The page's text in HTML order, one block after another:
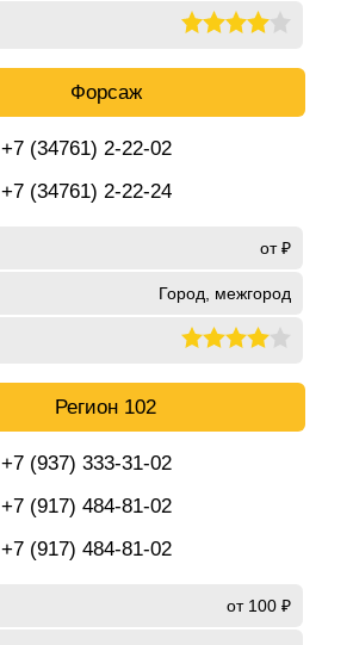
Форсаж
+7 (34761) 2-22-02
+7 (34761) 2-22-24
от ₽
Город, межгород
Регион 102
+7 (937) 333-31-02
+7 (917) 484-81-02
+7 (917) 484-81-02
от 100 ₽